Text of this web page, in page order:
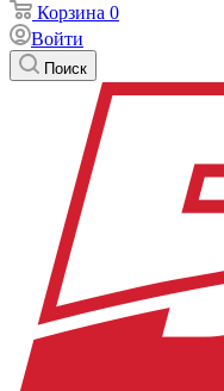
Корзина 0
Войти
Поиск